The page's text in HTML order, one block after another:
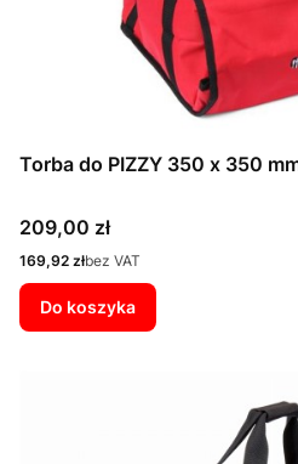
Torba do PIZZY 350 x 350
Cena
209,00 zł
Cena
169,92 złbez VAT
Do koszyka